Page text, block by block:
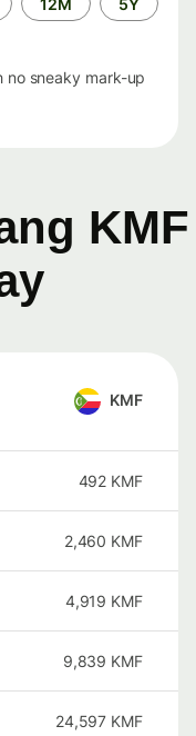
no sneaky mark-up
KMF
KMF
492 KMF
2,460 KMF
4,919 KMF
9,839 KMF
24,597 KMF